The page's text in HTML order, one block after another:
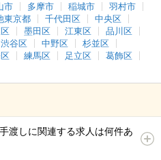
市 多摩市 稲城市
羽村市
東京都 千代田区
中央区
墨田区 江東区
品川区
渋谷区 中野区
杉並区
練馬区 足立区
葛飾区
渡しに関連する求人は何件あ